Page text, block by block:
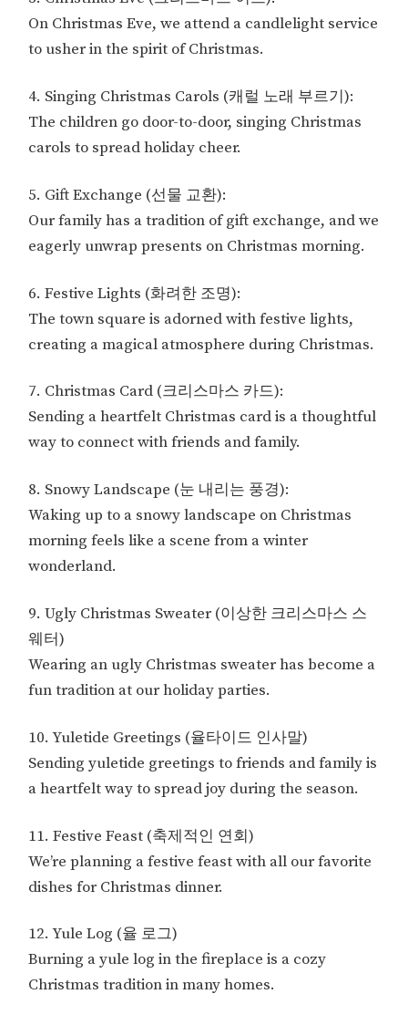
On Christmas Eve, we attend a candlelight service
to usher in the spirit of Christmas.
4. Singing Christmas Carols (캐럴 노래 부르기):
The children go door-to-door, singing Christmas
carols to spread holiday cheer.
5. Gift Exchange (선물 교환):
Our family has a tradition of gift exchange, and we
eagerly unwrap presents on Christmas morning.
6. Festive Lights (화려한 조명):
The town square is adorned with festive lights,
creating a magical atmosphere during Christmas.
7. Christmas Card (크리스마스 카드):
Sending a heartfelt Christmas card is a thoughtful
way to connect with friends and family.
8. Snowy Landscape (눈 내리는 풍경):
Waking up to a snowy landscape on Christmas
morning feels like a scene from a winter
wonderland.
9. Ugly Christmas Sweater (이상한 크리스마스 스
웨터)
Wearing an ugly Christmas sweater has become a
fun tradition at our holiday parties.
10. Yuletide Greetings (율타이드 인사말)
Sending yuletide greetings to friends and family is
a heartfelt way to spread joy during the season.
11. Festive Feast (축제적인 연회)
We’re planning a festive feast with all our favorite
dishes for Christmas dinner.
12. Yule Log (율 로그)
Burning a yule log in the fireplace is a cozy
Christmas tradition in many homes.